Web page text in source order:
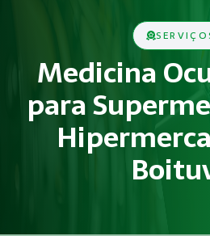
Medicina
para
O que é Medicina